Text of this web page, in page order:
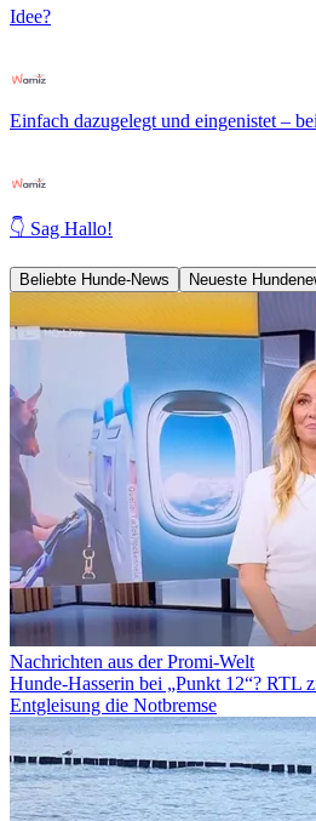
Idee?
Einfach dazugelegt und eingenistet –
👇 Sag Hallo!
Beliebte Hunde-News Neueste
Nachrichten aus der Promi-Welt
Hunde-Hasserin bei „Punkt 12“? RTL
Entgleisung die Notbremse